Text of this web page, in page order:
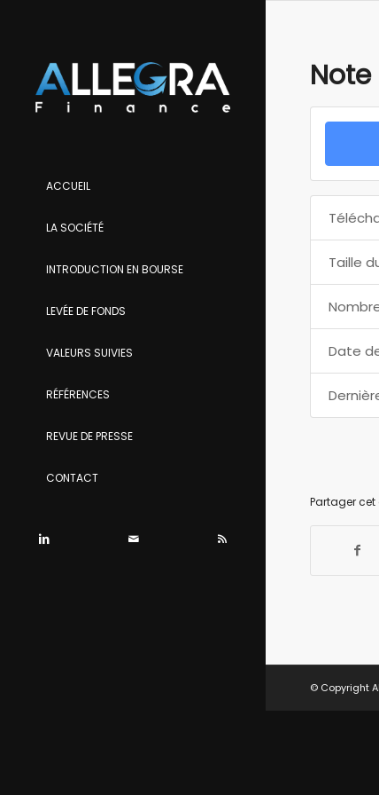
ACCUEIL
LA SOCIÉTÉ
INTRODUCTION EN BOURSE
LEVÉE DE FONDS
VALEURS SUIVIES
RÉFÉRENCES
REVUE DE PRESSE
CONTACT
Taille
Date
Partager
© Copyright